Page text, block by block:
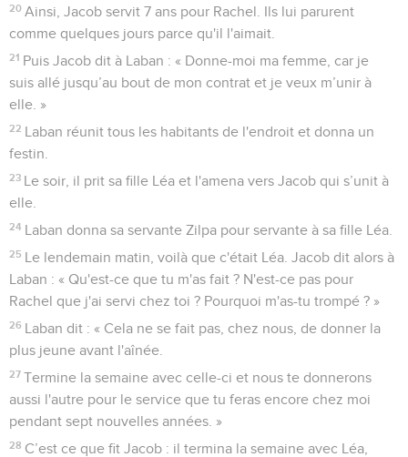
20 Ainsi, Jacob servit 7 ans pour Rachel. Ils lui parurent
comme quelques jours parce qu'il l'aimait.
21 Puis Jacob dit à Laban : « Donne-moi ma femme, car je
suis allé jusqu’au bout de mon contrat et je veux m’unir à
elle. »
22 Laban réunit tous les habitants de l'endroit et donna un
festin.
23 Le soir, il prit sa fille Léa et l'amena vers Jacob qui s’unit à
elle.
24 Laban donna sa servante Zilpa pour servante à sa fille Léa.
25 Le lendemain matin, voilà que c'était Léa. Jacob dit alors à
Laban : « Qu'est-ce que tu m'as fait ? N'est-ce pas pour
Rachel que j'ai servi chez toi ? Pourquoi m'as-tu trompé ? »
26 Laban dit : « Cela ne se fait pas, chez nous, de donner la
plus jeune avant l'aînée.
27 Termine la semaine avec celle-ci et nous te donnerons
aussi l'autre pour le service que tu feras encore chez moi
pendant sept nouvelles années. »
28 C’est ce que fit Jacob : il termina la semaine avec Léa,